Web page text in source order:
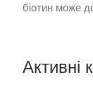
біотин може
Активні